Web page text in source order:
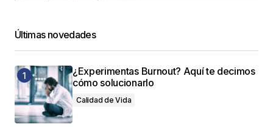
Últimas novedades
¿Experimentas Burnout? Aquí te decimos
cómo solucionarlo
Calidad de Vida